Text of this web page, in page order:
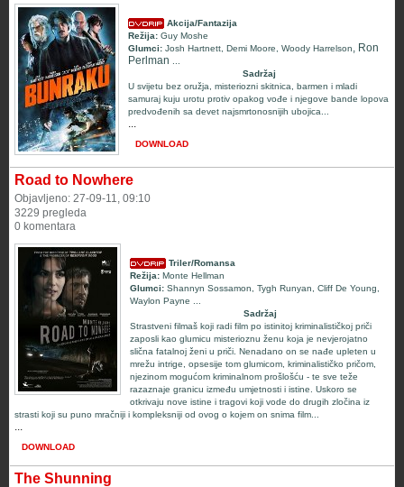
Akcija/Fantazija
Režija: Guy Moshe
Glumci: Josh Hartnett Demi Moore Woody Harrelson, Ron
Perlman
Sadržaj
U svijetu bez oružja, misteriozni skitnica, barmen i mladi
samuraj kuju urotu protiv opakog vođe i njegove bande lopova
predvođenih sa devet najsmrtonosnijih ubojica...
...
DOWNLOAD
Road to Nowhere
Objavljeno: 27-09-11, 09:10
3229 pregleda
0 komentara
Triler/Romansa
Režija: Monte Hellman
Glumci: Shannyn Sossamon Tygh Runyan Cliff De Young
Waylon Payne
Sadržaj
Strastveni filmaš koji radi film po istinitoj kriminalističkoj priči
zaposli kao glumicu misterioznu ženu koja je nevjerojatno
slična fatalnoj ženi u priči. Nenadano on se nađe upleten u
mrežu intrige, opsesije tom glumicom, kriminalističko pričom,
njezinom mogućom kriminalnom prošlošću - te sve teže
razaznaje granicu između umjetnosti i istine. Uskoro se
otkrivaju nove istine i tragovi koji vode do drugih zločina iz
strasti koji su puno mračniji i kompleksniji od ovog o kojem on snima film...
...
DOWNLOAD
The Shunning